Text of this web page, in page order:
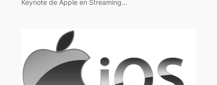
Keynote de Apple en Streaming…